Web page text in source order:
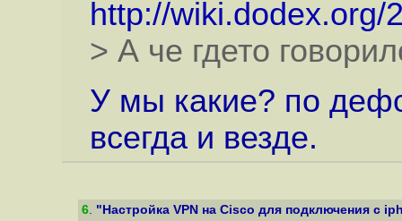
http://
> А че гдето
У мы какие? по
всегда и везде.
6. "Настройка VPN на Cisco для подключения с